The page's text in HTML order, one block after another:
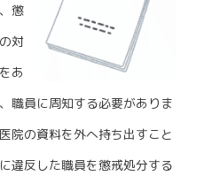
懲
対
あ
職員に周知する必要がありま
院の資料を外へ持ち出すこと
違反した職員を懲戒処分する